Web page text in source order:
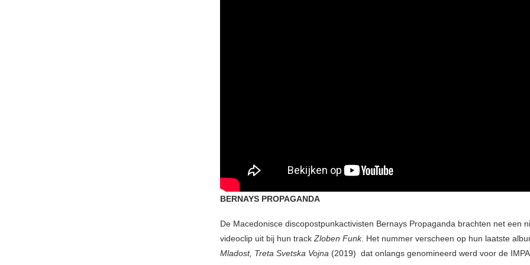
BERNAYS PROPAGANDA
De Macedonisce discopostpunkactivisten Bernays Propaganda brachten net een
videoclip uit bij hun track Zloben Funk. Het nummer verscheen op hun laatste
Mladost, Treta Svetska Vojna (2019) dat onlangs genomineerd werd voor de